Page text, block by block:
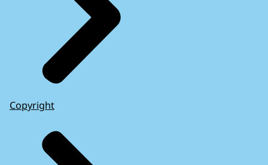
Copyright